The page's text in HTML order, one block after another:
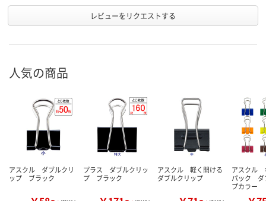
レビューをリクエストする
人気の商品
アスクル ダブルクリ
ップ ブラック
プラス ダブルクリッ
プ ブラック
アスクル 軽く開ける
ダブルクリップ
アスクル
パック ダ
プカラー